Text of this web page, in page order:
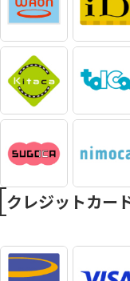
クレジットカー